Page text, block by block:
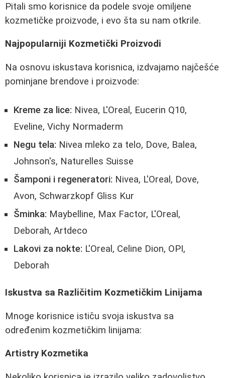
Pitali smo korisnice da podele svoje omiljene
kozmetičke proizvode, i evo šta su nam otkrile.
Najpopularniji Kozmetički Proizvodi
Na osnovu iskustava korisnica, izdvajamo najčešće
pominjane brendove i proizvode:
Kreme za lice: Nivea, L'Oreal, Eucerin Q10,
Eveline, Vichy Normaderm
Negu tela: Nivea mleko za telo, Dove, Balea,
Johnson's, Naturelles Suisse
Šamponi i regeneratori: Nivea, L'Oreal, Dove,
Avon, Schwarzkopf Gliss Kur
Šminka: Maybelline, Max Factor, L'Oreal,
Deborah, Artdeco
Lakovi za nokte: L'Oreal, Celine Dion, OPI,
Deborah
Iskustva sa Različitim Kozmetičkim Linijama
Mnoge korisnice ističu svoja iskustva sa
određenim kozmetičkim linijama:
Artistry Kozmetika